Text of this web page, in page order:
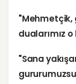
"Mehmetçik,
dualarımız
"Sana